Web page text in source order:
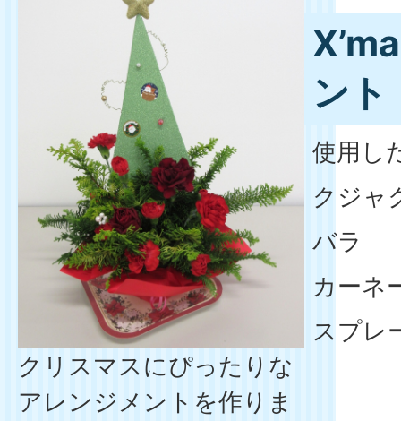
クリスマスにぴったりな
アレンジメントを作りま
ント
使用し
クジャ
バラ
カーネ
スプレ